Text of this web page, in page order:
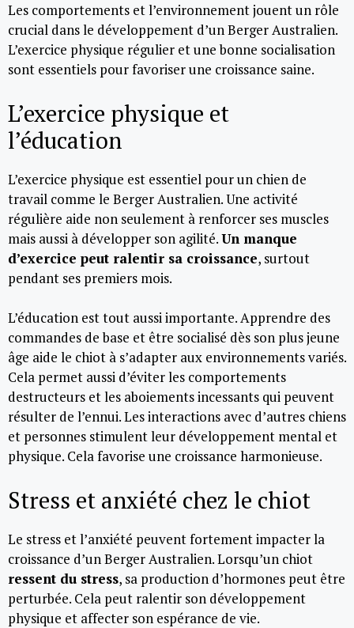
Les comportements et l’environnement jouent un rôle
crucial dans le développement d’un Berger Australien.
L’exercice physique régulier et une bonne socialisation
sont essentiels pour favoriser une croissance saine.
L’exercice physique et
l’éducation
L’exercice physique est essentiel pour un chien de
travail comme le Berger Australien. Une activité
régulière aide non seulement à renforcer ses muscles
mais aussi à développer son agilité.Un manque
d’exercice peut ralentir sa croissance, surtout
pendant ses premiers mois.
L’éducation est tout aussi importante. Apprendre des
commandes de base et être socialisé dès son plus jeune
âge aide le chiot à s’adapter aux environnements variés.
Cela permet aussi d’éviter les comportements
destructeurs et les aboiements incessants qui peuvent
résulter de l’ennui. Les interactions avec d’autres chiens
et personnes stimulent leur développement mental et
physique. Cela favorise une croissance harmonieuse.
Stress et anxiété chez le chiot
Le stress et l’anxiété peuvent fortement impacter la
croissance d’un Berger Australien. Lorsqu’un chiot
ressent du stress, sa production d’hormones peut être
perturbée. Cela peut ralentir son développement
physique et affecter son espérance de vie.